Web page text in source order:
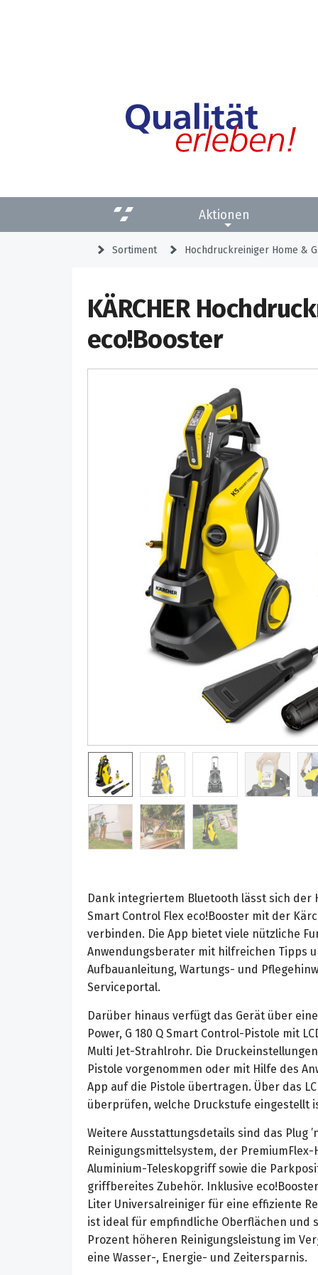
Aktionen
Sortiment Hochdruckreiniger Home &
KÄRCHER
eco!Booster
Dank integriertem Bluetooth lässt sich der
Smart Control Flex eco!Booster mit der
verbinden. Die App bietet viele nützliche
Anwendungsberater mit hilfreichen Tipps
Aufbauanleitung, Wartungs- und
Serviceportal.
Darüber hinaus verfügt das Gerät über
Power, G 180 Q Smart Control-Pistole mit
Multi Jet-Strahlrohr. Die
Pistole vorgenommen oder mit Hilfe des
App auf die Pistole übertragen. Über das
überprüfen, welche Druckstufe eingestellt
Weitere Ausstattungsdetails sind das Plug
Reinigungsmittelsystem, der
Aluminium-Teleskopgriff sowie die
griffbereites Zubehör. Inklusive
Liter Universalreiniger für eine effiziente
ist ideal für empfindliche Oberflächen und
Prozent höheren Reinigungsleistung im
eine Wasser-, Energie- und Zeitersparnis.